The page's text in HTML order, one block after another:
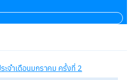
ะจำเดือนมกราคม ครั้งที่ 2